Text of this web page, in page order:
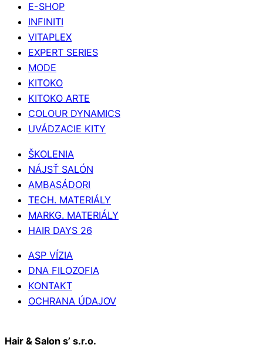
E-SHOP
INFINITI
VITAPLEX
EXPERT SERIES
MODE
KITOKO
KITOKO ARTE
COLOUR DYNAMICS
UVÁDZACIE KITY
ŠKOLENIA
NÁJSŤ SALÓN
AMBASÁDORI
TECH. MATERIÁLY
MARKG. MATERIÁLY
HAIR DAYS 26
ASP VÍZIA
DNA FILOZOFIA
KONTAKT
OCHRANA ÚDAJOV
Hair & Salon s’ s.r.o.